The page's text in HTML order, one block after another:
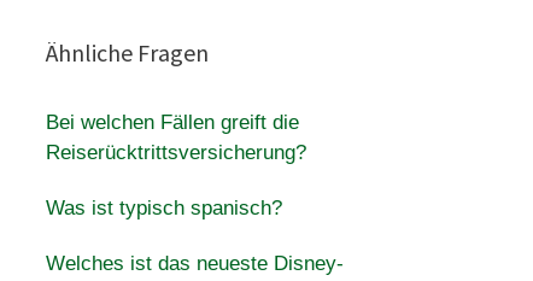
Ähnliche Fragen
Bei welchen Fällen greift die
Reiserücktrittsversicherung?
Was ist typisch spanisch?
Welches ist das neueste Disney-